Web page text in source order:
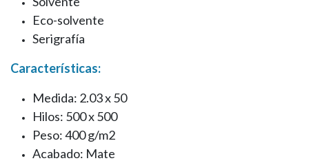
Eco-solvente
Serigrafía
Características:
Medida: 2.03 x 50
Hilos: 500 x 500
Peso: 400 g/m2
Acabado: Mate